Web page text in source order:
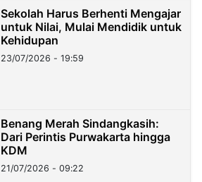
Sekolah Harus Berhenti Mengajar
untuk Nilai, Mulai Mendidik untuk
Kehidupan
23/07/2026 - 19:59
Benang Merah Sindangkasih:
Dari Perintis Purwakarta hingga
KDM
21/07/2026 - 09:22